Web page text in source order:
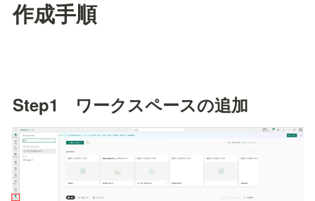
作成手順
Step1　ワークスペースの追加